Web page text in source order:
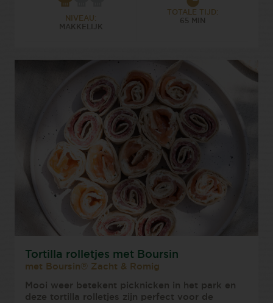
NIVEAU:
MAKKELIJK
TOTALE TIJD:
65 MIN
Tortilla rolletjes met Boursin
met Boursin® Zacht & Romig
Mooi weer betekent picknicken in het park en
deze tortilla rolletjes zijn perfect voor de